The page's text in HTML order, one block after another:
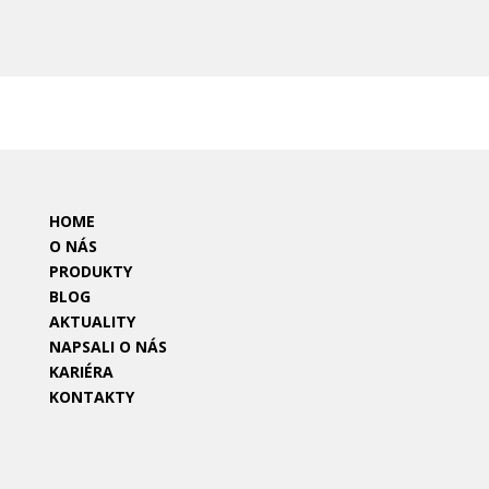
HOME
O NÁS
PRODUKTY
BLOG
AKTUALITY
NAPSALI O NÁS
KARIÉRA
KONTAKTY